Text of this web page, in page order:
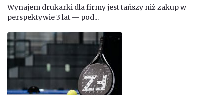
​Wynajem drukarki dla firmy jest tańszy niż zakup w
perspektywie 3 lat — pod...